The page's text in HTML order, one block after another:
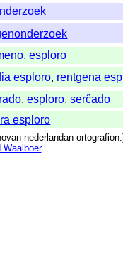
,esploro
esploro, rentgena
,esploro,serĉado
esploro
nederlandan ortografion
Waalboer.